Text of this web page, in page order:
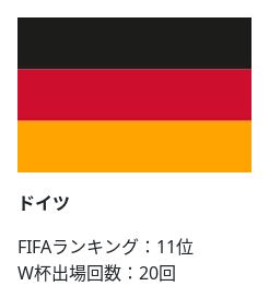
ドイツ
FIFAランキング：11位
W杯出場回数：20回